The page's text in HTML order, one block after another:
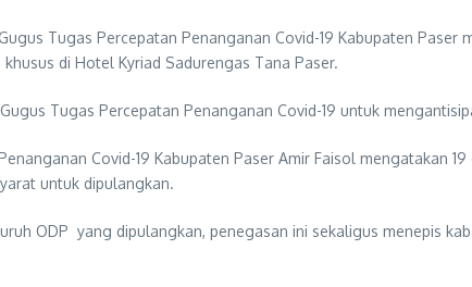
Gugus Tugas Percepatan Penanganan Covid-19 Kabupaten
di Hotel Kyriad Sadurengas Tana Paser.
Tugas Percepatan Penanganan Covid-19 untuk
Covid-19 Kabupaten Paser Amir Faisol mengatakan
untuk dipulangkan.
ODP yang dipulangkan, penegasan ini sekaligus menepis